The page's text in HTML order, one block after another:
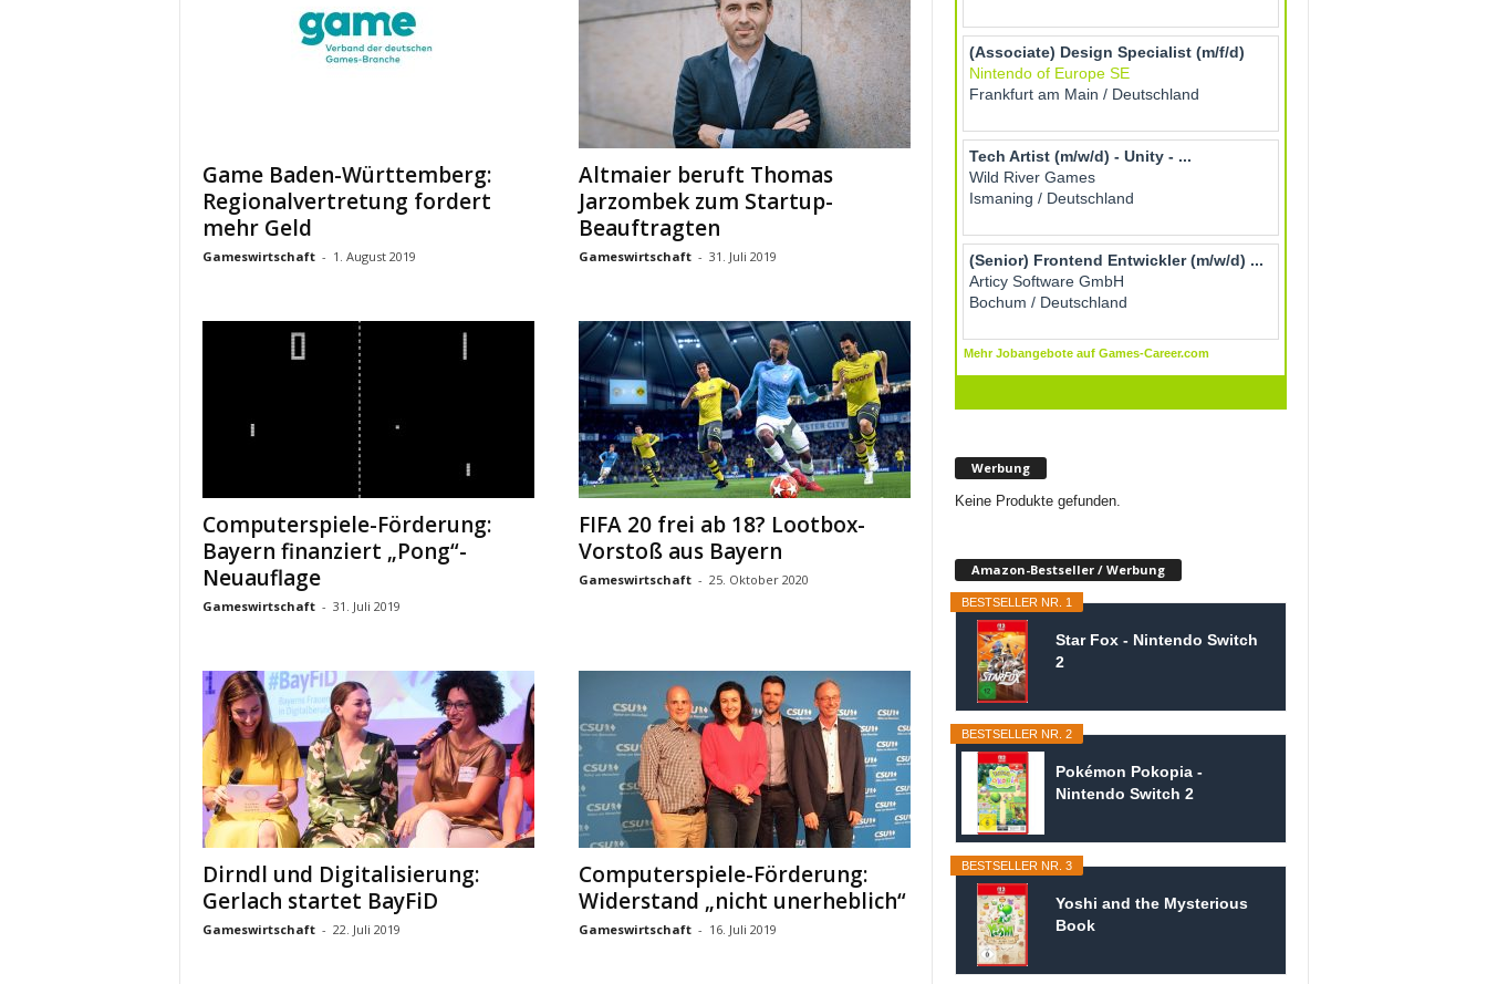
Game Baden-Württemberg:
Regionalvertretung fordert
mehr Geld
Gameswirtschaft - 1. August 2019
Altmaier beruft Thomas
Jarzombek zum Startup-
Beauftragten
Gameswirtschaft - 31. Juli 2019
Computerspiele-Förderung:
Bayern finanziert „Pong“-
Neuauflage
Gameswirtschaft - 31. Juli 2019
FIFA 20 frei ab 18? Lootbox-
Vorstoß aus Bayern
Gameswirtschaft - 25. Oktober 2020
Dirndl und Digitalisierung:
Gerlach startet BayFiD
Gameswirtschaft - 22. Juli 2019
Computerspiele-Förderung:
Widerstand „nicht unerheblich“
Gameswirtschaft - 16. Juli 2019
Werbung
Keine Produkte gefunden.
Amazon-Bestseller / Werbung
BESTSELLER NR. 1
Star Fox - Nintendo Switch
2
BESTSELLER NR. 2
Pokémon Pokopia -
Nintendo Switch 2
BESTSELLER NR. 3
Yoshi and the Mysterious
Book